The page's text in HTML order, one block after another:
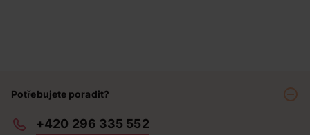
Potřebujete poradit?
+420 296 335 552